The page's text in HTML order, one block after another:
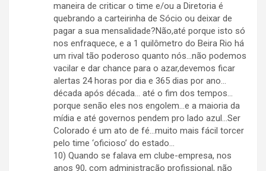
maneira de criticar o time e/ou a Diretoria é
quebrando a carteirinha de Sócio ou deixar de
pagar a sua mensalidade?Não,até porque isto só
nos enfraquece, e a 1 quilômetro do Beira Rio há
um rival tão poderoso quanto nós…não podemos
vacilar e dar chance para o azar,devemos ficar
alertas 24 horas por dia e 365 dias por ano…
década após década… até o fim dos tempos…
porque senão eles nos engolem…e a maioria da
mídia e até governos pendem pro lado azul…Ser
Colorado é um ato de fé…muito mais fácil torcer
pelo time ‘oficioso’ do estado…
10) Quando se falava em clube-empresa, nos
anos 90, com administração profissional, não